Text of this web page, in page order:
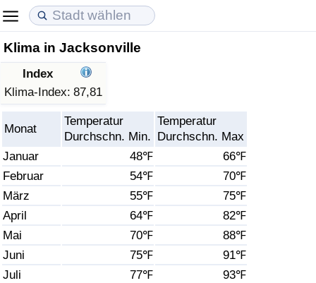
Klima in Jacksonville
Index
Klima-Index: 87,81
Monat
Temperatur
Durchschn. Min.
Temperatur
Durchschn. Max
Januar
48℉
66℉
Februar
54℉
70℉
März
55℉
75℉
April
64℉
82℉
Mai
70℉
88℉
Juni
75℉
91℉
Juli
77℉
93℉
Lebenshaltungskosten
Lebenshaltungskosten-Index (aktuell)
Lebenshaltungskosten-Index
Lebenshaltungskosten-Index nach Land
in Akaba
Immobilienpreise
Immobilienpreis-Index (aktuell)
Immobilienpreis-Index
Immobilienpreis-Index nach Land
Lebensqualität
Lebensqualität-Index
Lebensqualität-Index (aktuell)
Lebensqualitätsindex nach Land
Kriminalität
Kriminalitäts-Index (aktuell)
Kriminalitäts-Index